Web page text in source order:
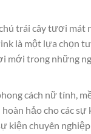
trái cây tươi mát
là một lựa chọn
mới trong những
cách nữ tính,
hảo cho các
kiện chuyên